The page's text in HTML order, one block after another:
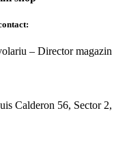
– Director magazin
Calderon 56, Sector 2,